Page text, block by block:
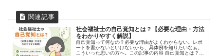
社会福祉士の自己覚知とは？【必要な理由・方法
をわかりやすく解説】
自己覚知って何なの？必要な理由がよくわからない。レポ
ートを書かないといけないから、具体例を知りたいなぁ。
こういった思いの方へ。この記事の内容 自己覚知とは？必